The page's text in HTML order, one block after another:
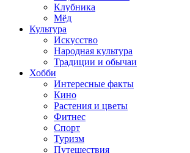
Клубника
Мёд
Культура
Искусство
Народная культура
Традиции и обычаи
Хобби
Интересные факты
Кино
Растения и цветы
Фитнес
Спорт
Туризм
Путешествия